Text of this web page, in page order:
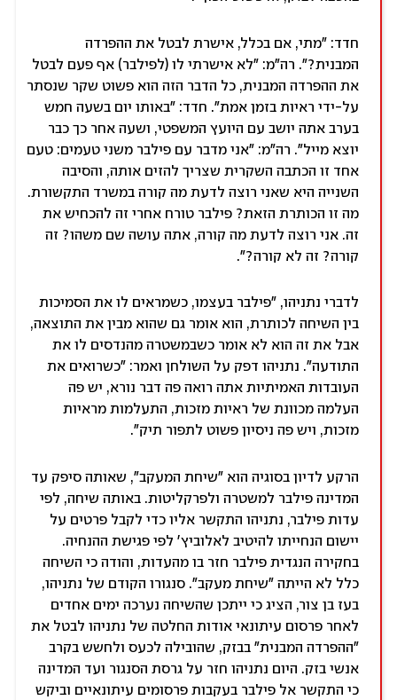
חדד: "מתי, אם בכלל, אישרת לבטל את ההפרדה
המבנית?". רה"מ: "לא אישרתי לו (לפילבר) אף פעם לבטל
את ההפרדה המבנית, כל הדבר הזה הוא פשוט שקר שנסתר
על-ידי ראיות בזמן אמת". חדד: "באותו יום בשעה חמש
בערב אתה יושב עם היועץ המשפטי, ושעה אחר כך כבר
יוצא מייל". רה"מ: "אני מדבר עם פילבר משני טעמים: טעם
אחד זו הכתבה השקרית שצריך להזים אותה, והסיבה
השנייה היא שאני רוצה לדעת מה קורה במשרד התקשורת.
מה זו הכותרת הזאת? פילבר טורח אחרי זה להכחיש את
זה. אני רוצה לדעת מה קורה, אתה עושה שם משהו? זה
קורה? זה לא קורה?".
לדברי נתניהו, "פילבר בעצמו, כשמראים לו את הסמיכות
בין השיחה לכותרת, הוא אומר גם שהוא מבין את התוצאה,
אבל את זה הוא לא אומר כשבמשטרה מהנדסים לו את
התודעה". נתניהו דפק על השולחן ואמר: "כשרואים את
העובדות האמיתיות אתה רואה פה דבר נורא, יש פה
העלמה מכוונת של ראיות מזכות, התעלמות מראיות
מזכות, ויש פה ניסיון פשוט לתפור תיק".
הרקע לדיון בסוגיה הוא "שיחת המעקב", שאותה סיפק עד
המדינה פילבר למשטרה ולפרקליטות. באותה שיחה, לפי
עדות פילבר, נתניהו התקשר אליו כדי לקבל פרטים על
יישום הנחייתו להיטיב לאלוביץ' לפי פגישת ההנחיה.
בחקירה הנגדית פילבר חזר בו מהעדות, והודה כי השיחה
כלל לא הייתה "שיחת מעקב". סנגורו הקודם של נתניהו,
בעז בן צור, הציג כי ייתכן שהשיחה נערכה ימים אחדים
לאחר פרסום עיתונאי אודות החלטה של נתניהו לבטל את
"ההפרדה המבנית" בבזק, שהובילה לכעס ולחשש בקרב
אנשי בזק. היום נתניהו חזר על גרסת הסנגור ועד המדינה
כי התקשר אל פילבר בעקבות פרסומים עיתונאיים וביקש